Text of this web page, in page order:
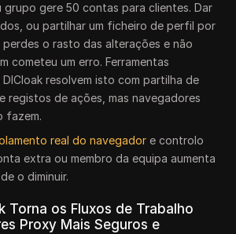
grupo gere 50 contas para clientes. Dar
ou partilhar um ficheiro de perfil por
o rasto das alterações e não
cometeu um erro. Ferramentas
resolvem isto com partilha de
registos de ações, mas navegadores
fazem.
real do navegador e controlo
extra ou membro da equipa aumenta
o diminuir.
Torna os Fluxos de Trabalho
Proxy Mais Seguros e